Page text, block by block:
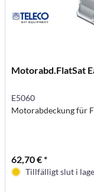
Motorabd.FlatSat
E5060
Motorabdeckung für
62,70 € *
Tillfälligt slut i